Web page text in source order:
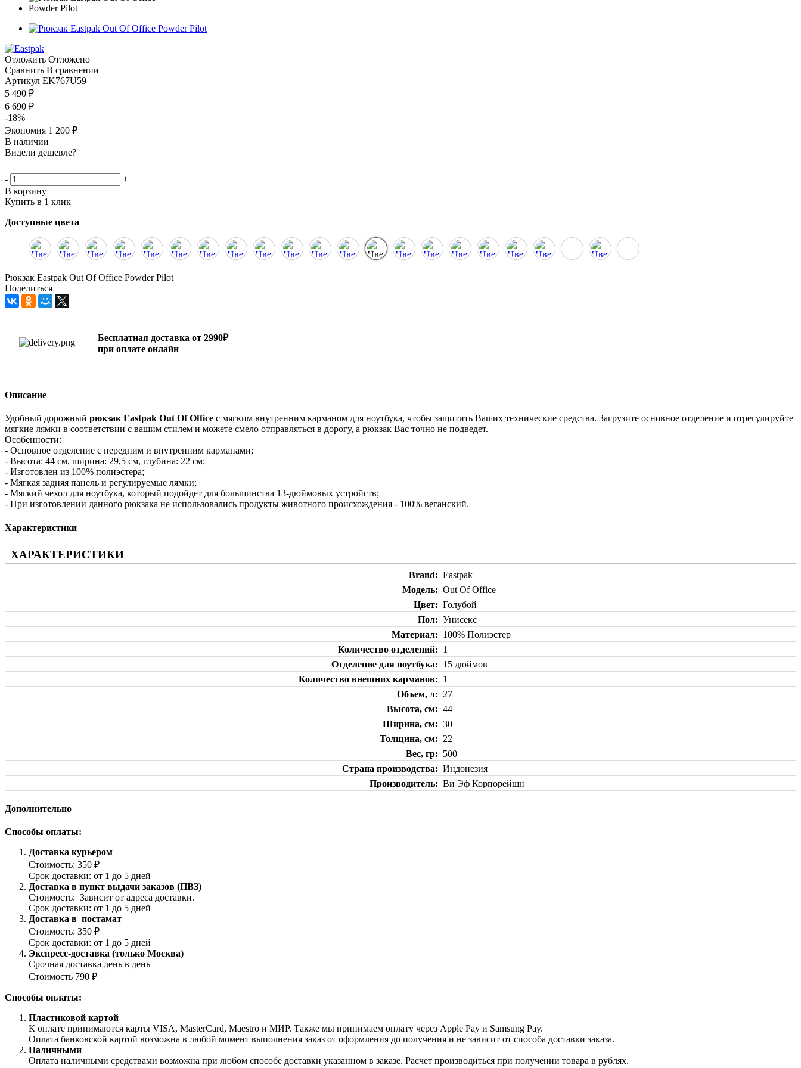
Отложить Отложено
Сравнить В сравнении
Артикул EK767U59
5 490 ₽
6 690 ₽
-18%
Экономия 1 200 ₽
В наличии
Видели дешевле?
-
+
В корзину
Купить в 1 клик
Доступные цвета
Рюкзак Eastpak Out Of Office Powder Pilot
Поделиться
Бесплатная доставка от 2990₽
при оплате онлайн
Описание
Удобный дорожный рюкзак Eastpak Out Of Office с мягким внутренним карманом для ноутбука, чтобы защитить Ваших технические средства. Загрузите основное отделение и отрегулируйте
мягкие лямки в соответствии с вашим стилем и можете смело отправляться в дорогу, а рюкзак Вас точно не подведет.
Особенности:
- Основное отделение с передним и внутренним карманами;
- Высота: 44 см, ширина: 29,5 см, глубина: 22 см;
- Изготовлен из 100% полиэстера;
- Мягкая задняя панель и регулируемые лямки;
- Мягкий чехол для ноутбука, который подойдет для большинства 13-дюймовых устройств;
- При изготовлении данного рюкзака не использовались продукты животного происхождения - 100% веганский.
Характеристики
ХАРАКТЕРИСТИКИ
Brand
Eastpak
Модель
Out Of Office
Цвет
Голубой
Пол
Унисекс
Материал
100% Полиэстер
Количество отделений
1
Отделение для ноутбука
15 дюймов
Количество внешних карманов
1
Объем, л
27
Высота, см
44
Ширина, см
30
Толщина, см
22
Вес, гр
500
Страна производства
Индонезия
Производитель
Ви Эф Корпорейшн
Дополнительно
Способы оплаты:
Доставка курьером
Стоимость: 350 ₽
Срок доставки: от 1 до 5 дней
Доставка в пункт выдачи заказов (ПВЗ)
Стоимость: Зависит от адреса доставки.
Срок доставки: от 1 до 5 дней
Доставка в постамат
Стоимость: 350 ₽
Срок доставки: от 1 до 5 дней
Экспресс-доставка (только Москва)
Срочная доставка день в день
Стоимость 790 ₽
Способы оплаты:
Пластиковой картой
К оплате принимаются карты VISA, MasterCard, Maestro и МИР. Также мы принимаем оплату через Apple Pay и Samsung Pay.
Оплата банковской картой возможна в любой момент выполнения заказ от оформления до получения и не зависит от способа доставки заказа.
Наличными
Оплата наличными средствами возможна при любом способе доставки указанном в заказе. Расчет производиться при получении товара в рублях.